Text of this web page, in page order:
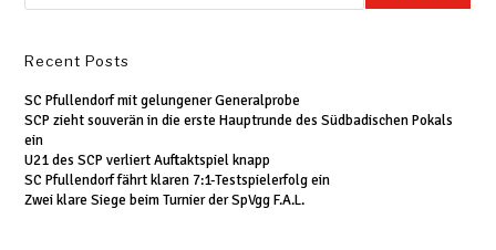
Recent Posts
SC Pfullendorf mit gelungener Generalprobe
SCP zieht souverän in die erste Hauptrunde des Südbadischen Pokals
ein
U21 des SCP verliert Auftaktspiel knapp
SC Pfullendorf fährt klaren 7:1-Testspielerfolg ein
Zwei klare Siege beim Turnier der SpVgg F.A.L.